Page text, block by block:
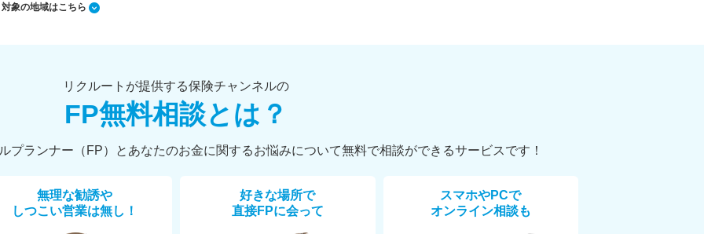
対象の地域はこちら
リクルートが提供する保険チャンネルの
FP無料相談とは？
プランナー（FP）とあなたのお金に関するお悩みについて無料で相談ができるサービスです！
無理な勧誘や
しつこい営業は無し！
好きな場所で
直接FPに会って
スマホやPCで
オンライン相談も